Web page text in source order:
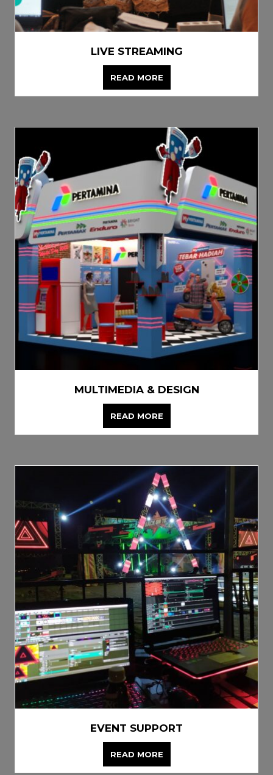
LIVE STREAMING
READ MORE
MULTIMEDIA & DESIGN
READ MORE
EVENT SUPPORT
READ MORE